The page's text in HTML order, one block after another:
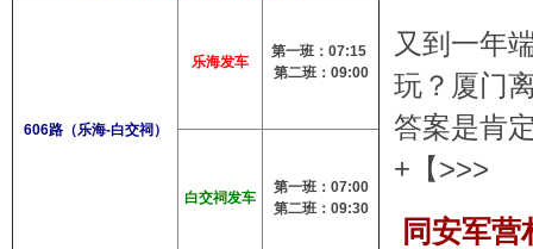
606路（乐海-白交祠）
乐海发车
第一班：07:15
第二班：09:00
白交祠发车
第一班：07:00
第二班：09:30
又到一年
玩？厦门
答案是肯
+【>>>
同安军